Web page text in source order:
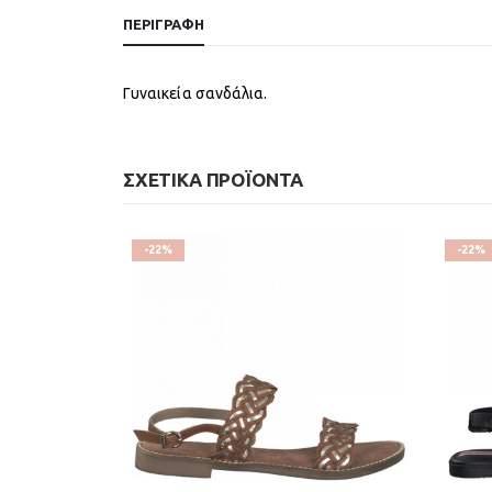
ΠΕΡΙΓΡΑΦΉ
Γυναικεία σανδάλια.
ΣΧΕΤΙΚΆ ΠΡΟΪΌΝΤΑ
-22% -22%